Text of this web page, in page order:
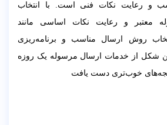
و رعایت نکات فنی است. با انتخاب
معتبر و رعایت نکات اساسی مانند
روش ارسال مناسب و برنامه‌ریزی
شکل از خدمات ارسال مرسوله یک روزه
خوب‌تری دست یافت